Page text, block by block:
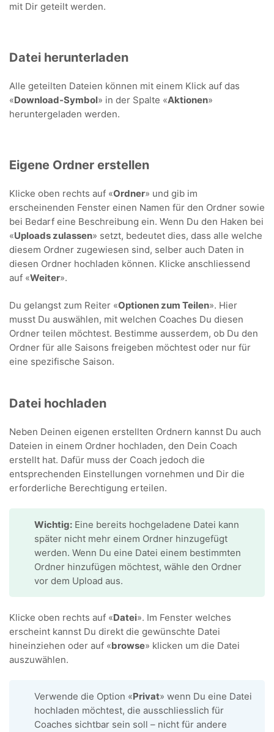
mit Dir geteilt werden.
Datei herunterladen
Alle geteilten Dateien können mit einem Klick auf das
«Download-Symbol» in der Spalte «Aktionen»
heruntergeladen werden.
Eigene Ordner erstellen
Klicke oben rechts auf «Ordner» und gib im
erscheinenden Fenster einen Namen für den Ordner sowie
bei Bedarf eine Beschreibung ein. Wenn Du den Haken bei
«Uploads zulassen» setzt, bedeutet dies, dass alle welche
diesem Ordner zugewiesen sind, selber auch Daten in
diesen Ordner hochladen können. Klicke anschliessend
auf «Weiter».
Du gelangst zum Reiter «Optionen zum Teilen». Hier
musst Du auswählen, mit welchen Coaches Du diesen
Ordner teilen möchtest. Bestimme ausserdem, ob Du den
Ordner für alle Saisons freigeben möchtest oder nur für
eine spezifische Saison.
Datei hochladen
Neben Deinen eigenen erstellten Ordnern kannst Du auch
Dateien in einem Ordner hochladen, den Dein Coach
erstellt hat. Dafür muss der Coach jedoch die
entsprechenden Einstellungen vornehmen und Dir die
erforderliche Berechtigung erteilen.
Wichtig: Eine bereits hochgeladene Datei kann
später nicht mehr einem Ordner hinzugefügt
werden. Wenn Du eine Datei einem bestimmten
Ordner hinzufügen möchtest, wähle den Ordner
vor dem Upload aus.
Klicke oben rechts auf «Datei». Im Fenster welches
erscheint kannst Du direkt die gewünschte Datei
hineinziehen oder auf «browse» klicken um die Datei
auszuwählen.
Verwende die Option «Privat» wenn Du eine Datei
hochladen möchtest, die ausschliesslich für
Coaches sichtbar sein soll – nicht für andere